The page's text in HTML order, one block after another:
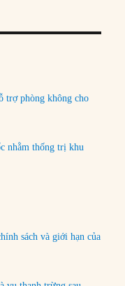
trợ phòng không cho
nhằm thống trị khu
sách và giới hạn của